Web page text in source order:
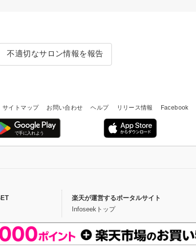
不適切なサロン情報を報告
サイトマップ お問い合わせ ヘルプ リリース情報 Facebook
楽天が運営するポータルサイト
Infoseekトップ